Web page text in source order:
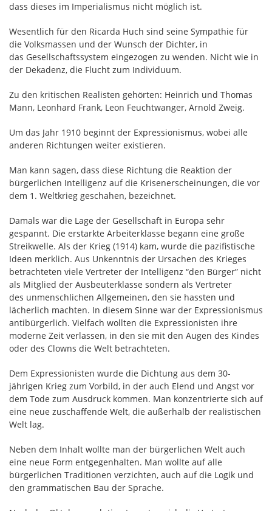
dass dieses im Imperialismus nicht möglich ist.
Wesentlich für den Ricarda Huch sind seine Sympathie für
die Volksmassen und der Wunsch der Dichter, in
das Gesellschaftssystem eingezogen zu wenden. Nicht wie in
der Dekadenz, die Flucht zum Individuum.
Zu den kritischen Realisten gehörten: Heinrich und Thomas
Mann, Leonhard Frank, Leon Feuchtwanger, Arnold Zweig.
Um das Jahr 1910 beginnt der Expressionismus, wobei alle
anderen Richtungen weiter existieren.
Man kann sagen, dass diese Richtung die Reaktion der
bürgerlichen Intelligenz auf die Krisenerscheinungen, die vor
dem 1. Weltkrieg geschahen, bezeichnet.
Damals war die Lage der Gesellschaft in Europa sehr
gespannt. Die erstarkte Arbeiterklasse begann eine große
Streikwelle. Als der Krieg (1914) kam, wurde die pazifistische
Ideen merklich. Aus Unkenntnis der Ursachen des Krieges
betrachteten viele Vertreter der Intelligenz “den Bürger” nicht
als Mitglied der Ausbeuterklasse sondern als Vertreter
des unmenschlichen Allgemeinen, den sie hassten und
lächerlich machten. In diesem Sinne war der Expressionismus
antibürgerlich. Vielfach wollten die Expressionisten ihre
moderne Zeit verlassen, in den sie mit den Augen des Kindes
oder des Clowns die Welt betrachteten.
Dem Expressionisten wurde die Dichtung aus dem 30-
jährigen Krieg zum Vorbild, in der auch Elend und Angst vor
dem Tode zum Ausdruck kommen. Man konzentrierte sich auf
eine neue zuschaffende Welt, die außerhalb der realistischen
Welt lag.
Neben dem Inhalt wollte man der bürgerlichen Welt auch
eine neue Form entgegenhalten. Man wollte auf alle
bürgerlichen Traditionen verzichten, auch auf die Logik und
den grammatischen Bau der Sprache.